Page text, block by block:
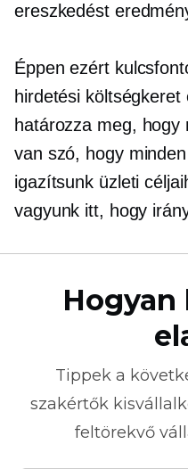
ereszkedést
Éppen ezért
hirdetési
határozza meg, hogy
van szó, hogy
igazítsunk üzleti
vagyunk itt, hogy
Tippek a
szakértők
feltörekvő